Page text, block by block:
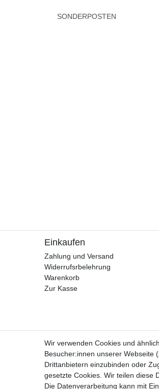
SONDERPOSTEN
Einkaufen
Zahlung und Versand
Widerrufsrbelehrung
Warenkorb
Zur Kasse
Wir verwenden Cookies und
Besucher:innen unserer Webseite
Drittanbietern einzubinden oder
gesetzte Cookies. Wir teilen diese
Die Datenverarbeitung kann mit